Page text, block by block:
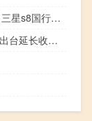
国行版三星S8发布会回顾（三星s8国行发布会）
招商公路：目前部分省份已出台延长收费年限等措施